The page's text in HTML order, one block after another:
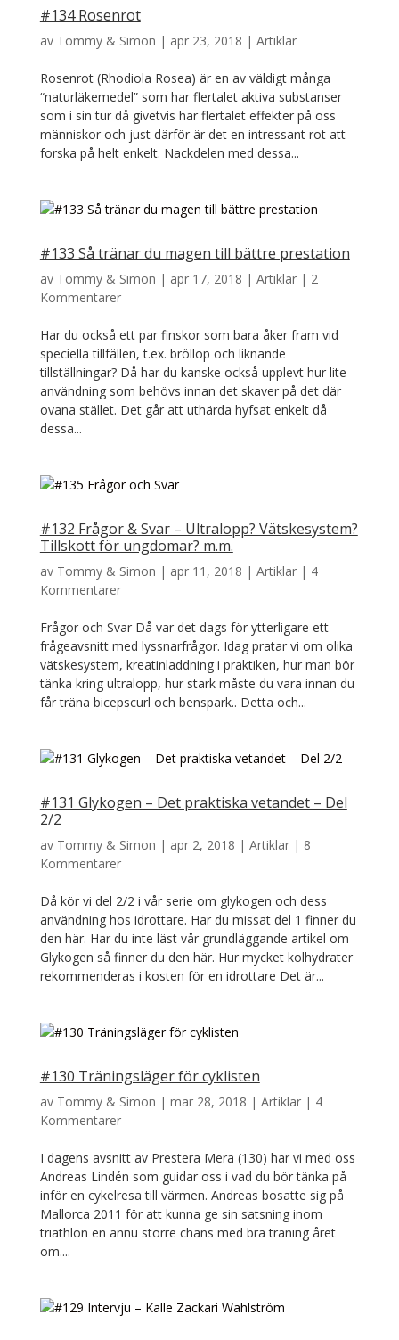
#134 Rosenrot
av Tommy & Simon | apr 23, 2018 | Artiklar
Rosenrot (Rhodiola Rosea) är en av väldigt många
“naturläkemedel” som har flertalet aktiva substanser
som i sin tur då givetvis har flertalet effekter på oss
människor och just därför är det en intressant rot att
forska på helt enkelt. Nackdelen med dessa...
#133 Så tränar du magen till bättre prestation
av Tommy & Simon | apr 17, 2018 | Artiklar| 2
Kommentarer
Har du också ett par finskor som bara åker fram vid
speciella tillfällen, t.ex. bröllop och liknande
tillställningar? Då har du kanske också upplevt hur lite
användning som behövs innan det skaver på det där
ovana stället. Det går att uthärda hyfsat enkelt då
dessa...
#132 Frågor & Svar – Ultralopp? Vätskesystem?
Tillskott för ungdomar? m.m.
av Tommy & Simon | apr 11, 2018 | Artiklar| 4
Kommentarer
Frågor och Svar Då var det dags för ytterligare ett
frågeavsnitt med lyssnarfrågor. Idag pratar vi om olika
vätskesystem, kreatinladdning i praktiken, hur man bör
tänka kring ultralopp, hur stark måste du vara innan du
får träna bicepscurl och benspark.. Detta och...
#131 Glykogen – Det praktiska vetandet – Del
2/2
av Tommy & Simon | apr 2, 2018 | Artiklar| 8
Kommentarer
Då kör vi del 2/2 i vår serie om glykogen och dess
användning hos idrottare. Har du missat del 1 finner du
den här. Har du inte läst vår grundläggande artikel om
Glykogen så finner du den här. Hur mycket kolhydrater
rekommenderas i kosten för en idrottare Det är...
#130 Träningsläger för cyklisten
av Tommy & Simon | mar 28, 2018 | Artiklar| 4
Kommentarer
I dagens avsnitt av Prestera Mera (130) har vi med oss
Andreas Lindén som guidar oss i vad du bör tänka på
inför en cykelresa till värmen. Andreas bosatte sig på
Mallorca 2011 för att kunna ge sin satsning inom
triathlon en ännu större chans med bra träning året
om....